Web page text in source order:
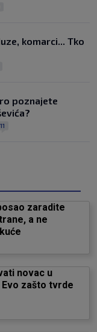
komarci... Tko
poznajete
11
zaradite
a ne
novac u
zašto tvrde